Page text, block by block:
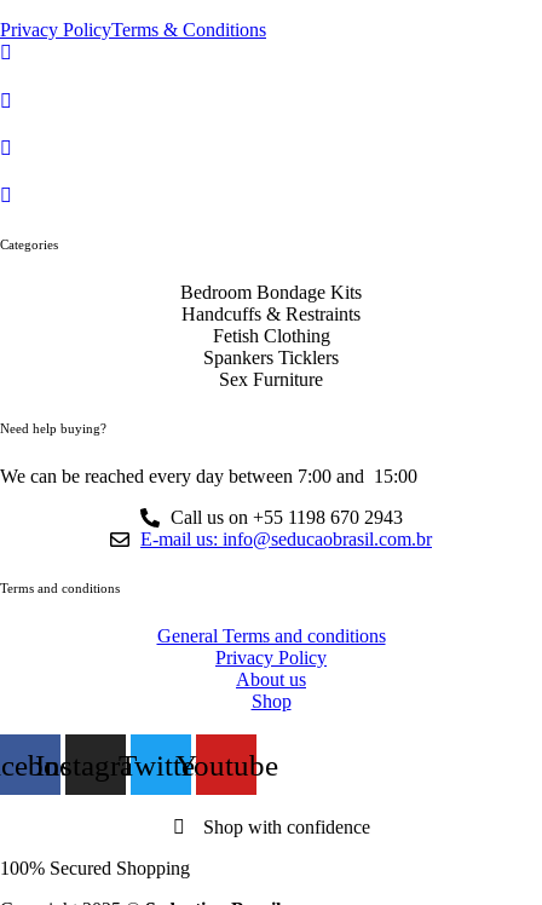
Privacy PolicyTerms & Conditions
Categories
Bedroom Bondage Kits
Handcuffs & Restraints
Fetish Clothing
Spankers Ticklers
Sex Furniture
Need help buying?
We can be reached every day between 7:00 and 15:00
Call us on +55 1198 670 2943
E-mail us: info@seducaobrasil.com.br
Terms and conditions
General Terms and conditions
Privacy Policy
About us
Shop
InstagramTwitterYoutube
Shop with confidence
100% Secured Shopping